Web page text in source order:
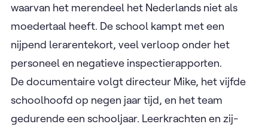
waarvan het merendeel het Nederlands niet als
moedertaal heeft. De school kampt met een
nijpend lerarentekort, veel verloop onder het
personeel en negatieve inspectierapporten.
De documentaire volgt directeur Mike, het vijfde
schoolhoofd op negen jaar tijd, en het team
gedurende een schooljaar. Leerkrachten en zij-